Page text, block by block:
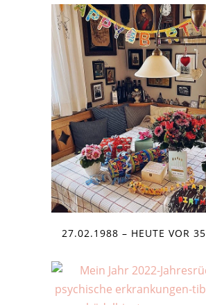
27.02.1988 – HEUTE VOR 35